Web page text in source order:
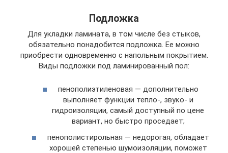
Подложка
Для укладки ламината, в том числе без стыков,
обязательно понадобится подложка. Ее можно
приобрести одновременно с напольным покрытием.
Виды подложки под ламинированный пол:
пенополиэтиленовая — дополнительно
выполняет функции тепло-, звуко- и
гидроизоляции, самый доступный по цене
вариант, но быстро проседает;
пенополистирольная — недорогая, обладает
хорошей степенью шумоизоляции, поможет